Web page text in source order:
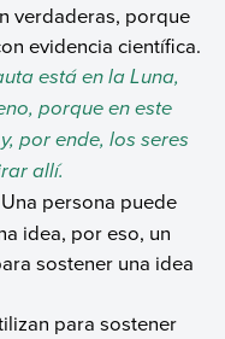
verdaderas, porque
evidencia científica.
está en la Luna,
porque en este
por ende, los seres
allí.
persona puede
idea, por eso, un
sostener una idea
para sostener